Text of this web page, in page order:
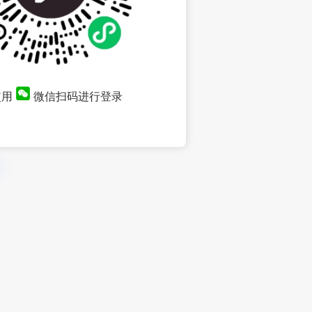
微信扫码进行登录